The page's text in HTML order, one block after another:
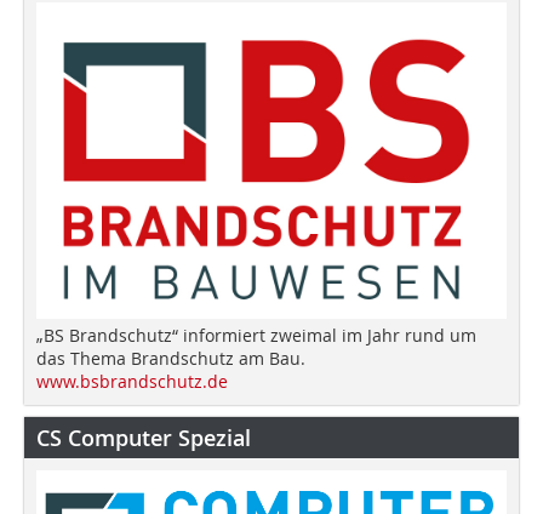
„BS Brandschutz“ informiert zweimal im Jahr rund um
das Thema Brandschutz am Bau.
www.bsbrandschutz.de
CS Computer Spezial